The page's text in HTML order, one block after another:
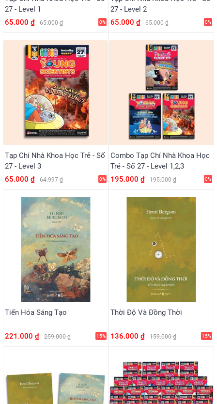
27 - Level 1
65.000 ₫
65.000 ₫ 0%
27 - Level 2
65.000 ₫
65.000 ₫ 0%
Tạp Chí Nhà Khoa Học Trẻ - Số
27 - Level 3
65.000 ₫
64.997 ₫ 0%
Combo Tạp Chí Nhà Khoa Học
Trẻ - Số 27 - Level 1,2,3
195.000 ₫
195.000 ₫ 0%
Tiến Hóa Sáng Tạo
221.000 ₫ 259.000 ₫ 15%
Thời Độ Và Đồng Thời
136.000 ₫ 159.000 ₫ 15%